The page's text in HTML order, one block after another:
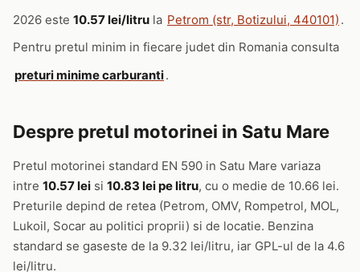
2026 este 10.57 lei/litru la Petrom (str, Botizului, 440101) .
Pentru pretul minim in fiecare judet din Romania consulta
preturi minime carburanti.
Despre pretul motorinei in Satu Mare
Pretul motorinei standard EN 590 in Satu Mare variaza
intre 10.57 lei si 10.83 lei pe litru, cu o medie de 10.66 lei.
Preturile depind de retea (Petrom, OMV, Rompetrol, MOL,
Lukoil, Socar au politici proprii) si de locatie. Benzina
standard se gaseste de la 9.32 lei/litru, iar GPL-ul de la 4.6
lei/litru.